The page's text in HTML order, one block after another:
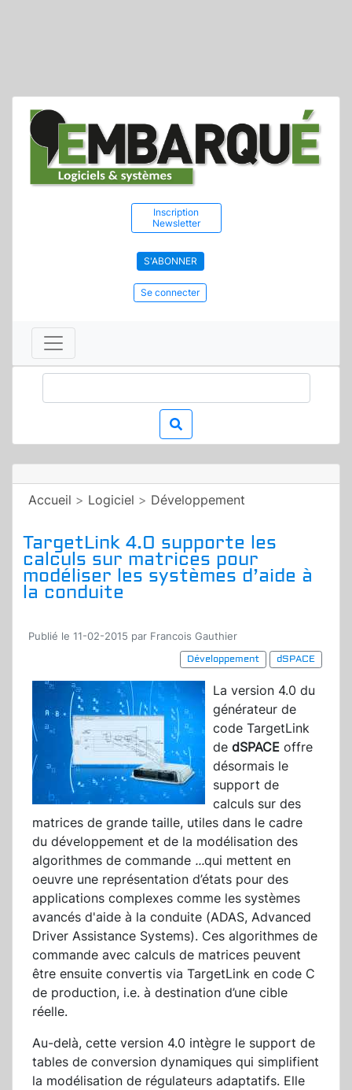
Inscription
Newsletter
S'ABONNER
Se connecter
Accueil > Logiciel > Développement
TargetLink 4.0 supporte les
calculs sur matrices pour
modéliser les systèmes d’aide à
la conduite
Publié le 11-02-2015 par Francois Gauthier
Développement
dSPACE
La version 4.0 du
générateur de
code TargetLink
de dSPACE offre
désormais le
support de
calculs sur des
matrices de grande taille, utiles dans le cadre
du développement et de la modélisation des
algorithmes de commande ...qui mettent en
oeuvre une représentation d’états pour des
applications complexes comme les systèmes
avancés d'aide à la conduite (ADAS, Advanced
Driver Assistance Systems). Ces algorithmes de
commande avec calculs de matrices peuvent
être ensuite convertis via TargetLink en code C
de production, i.e. à destination d’une cible
réelle.
Au-delà, cette version 4.0 intègre le support de
tables de conversion dynamiques qui simplifient
la modélisation de régulateurs adaptatifs. Elle